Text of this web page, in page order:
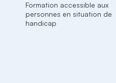
Formation accessible aux
personnes en situation de
handicap